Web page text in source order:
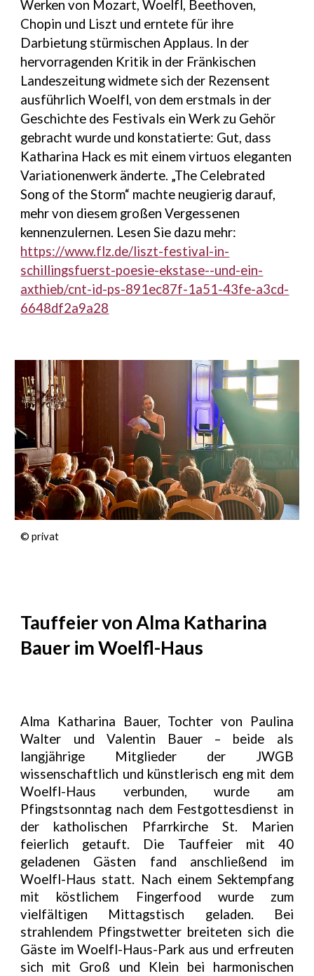
Werken von Mozart, Woelfl, Beethoven,
Chopin und Liszt und erntete für ihre
Darbietung stürmischen Applaus. In der
hervorragenden Kritik in der Fränkischen
Landeszeitung widmete sich der Rezensent
ausführlich Woelfl, von dem erstmals in der
Geschichte des Festivals ein Werk zu Gehör
gebracht wurde und konstatierte: Gut, dass
Katharina Hack es mit einem virtuos eleganten
Variationenwerk änderte. „The Celebrated
Song of the Storm“ machte neugierig darauf,
mehr von diesem großen Vergessenen
kennenzulernen. Lesen Sie dazu mehr:
https://www.flz.de/liszt-festival-in-
schillingsfuerst-poesie-ekstase--und-ein-
axthieb/cnt-id-ps-891ec87f-1a51-43fe-a3cd-
6648df2a9a28
© privat
Tauffeier von Alma Katharina
Bauer im Woelfl-Haus
Alma Katharina Bauer, Tochter von Paulina
Walter und Valentin Bauer – beide als
langjährige Mitglieder der JWGB
wissenschaftlich und künstlerisch eng mit dem
Woelfl-Haus verbunden, wurde am
Pfingstsonntag nach dem Festgottesdienst in
der katholischen Pfarrkirche St. Marien
feierlich getauft. Die Tauffeier mit 40
geladenen Gästen fand anschließend im
Woelfl-Haus statt. Nach einem Sektempfang
mit köstlichem Fingerfood wurde zum
vielfältigen Mittagstisch geladen. Bei
strahlendem Pfingstwetter breiteten sich die
Gäste im Woelfl-Haus-Park aus und erfreuten
sich mit Groß und Klein bei harmonischen